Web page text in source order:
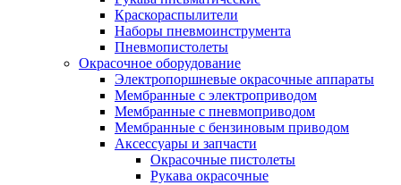
Краскораспылители
Наборы пневмоинструмента
Пневмопистолеты
Окрасочное оборудование
Электропоршневые окрасочные аппараты
Мембранные с электроприводом
Мембранные с пневмоприводом
Мембранные с бензиновым приводом
Аксессуары и запчасти
Окрасочные пистолеты
Рукава окрасочные